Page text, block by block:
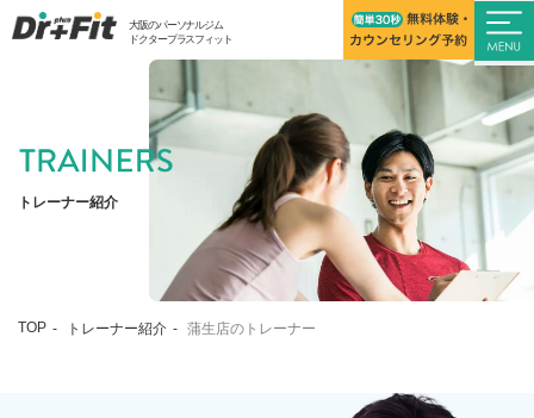
大阪のパーソナルジム
ドクタープラスフィット
トレーナー紹介
TOP トレーナー紹介 蒲生店のトレーナー